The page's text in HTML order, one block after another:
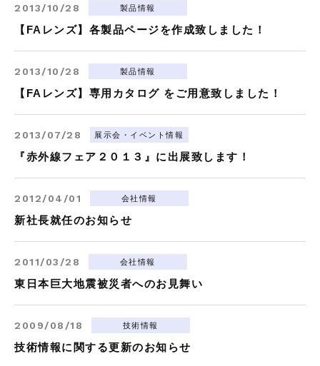
2013/10/28 製品情報
【FAレンズ】各製品ページを作成致しました！
2013/10/28 製品情報
【FAレンズ】専用カタログ をご用意致しました！
2013/07/28 展⽰会・イベント情報
『赤外線フェア２０１３』に出展致します！
2012/04/01 会社情報
新社長就任のお知らせ
2011/03/28 会社情報
東日本巨大地震被災者へのお見舞い
2009/08/18 技術情報
技術情報に関する更新のお知らせ